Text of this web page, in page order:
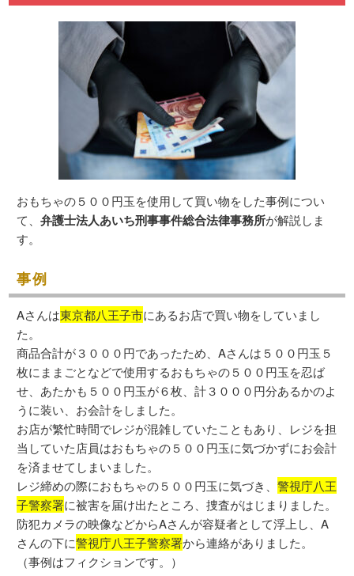
おもちゃの５００円玉を使用して買い物をした事例につい
て、弁護士法人あいち刑事事件総合法律事務所が解説しま
す。
事例
Aさんは東京都八王子市にあるお店で買い物をしていまし
た。
商品合計が３０００円であったため、Aさんは５００円玉５
枚にままごとなどで使用するおもちゃの５００円玉を忍ば
せ、あたかも５００円玉が６枚、計３０００円分あるかのよ
うに装い、お会計をしました。
お店が繁忙時間でレジが混雑していたこともあり、レジを担
当していた店員はおもちゃの５００円玉に気づかずにお会計
を済ませてしまいました。
レジ締めの際におもちゃの５００円玉に気づき、警視庁八王
子警察署に被害を届け出たところ、捜査がはじまりました。
防犯カメラの映像などからAさんが容疑者として浮上し、A
さんの下に警視庁八王子警察署から連絡がありました。
（事例はフィクションです。）